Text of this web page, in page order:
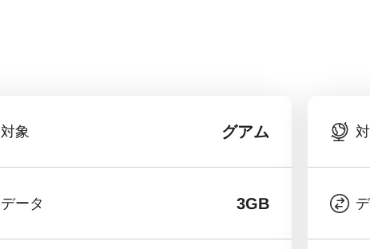
対象 グアム
データ 3GB